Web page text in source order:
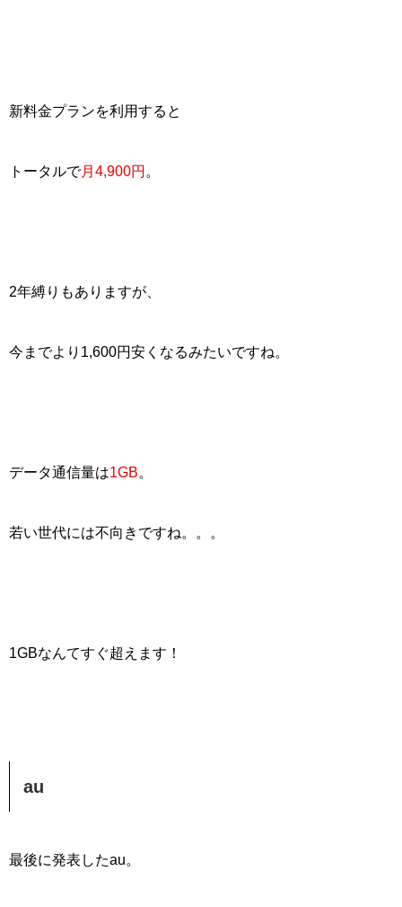
新料金プランを利用すると
トータルで月4,900円 。
2年縛りもありますが、
今までより 1,600円安く なるみたいですね。
データ通信量は1GB。
若い世代には不向きですね。。。
1GBなんてすぐ超えます！
au
最後に発表したau。